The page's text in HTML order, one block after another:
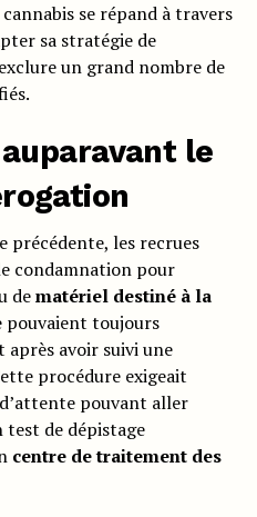
se répand à travers
sa stratégie de
un grand nombre de
auparavant le
précédente, les recrues
condamnation pour
dematériel destiné à la
pouvaient toujours
après avoir suivi une
procédure exigeait
pouvant aller
test de dépistage
centre de traitement des